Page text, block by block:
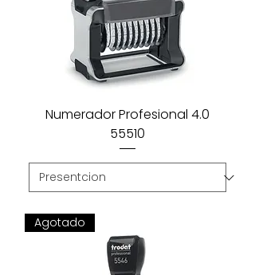
Numerador Profesional 4.0
55510
Agotado